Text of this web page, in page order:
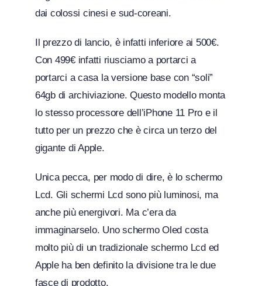
dai colossi cinesi e sud-coreani.
Il prezzo di lancio, è infatti inferiore ai 500€.
Con 499€ infatti riusciamo a portarci a
portarci a casa la versione base con “soli”
64gb di archiviazione. Questo modello monta
lo stesso processore dell’iPhone 11 Pro e il
tutto per un prezzo che è circa un terzo del
gigante di Apple.
Unica pecca, per modo di dire, è lo schermo
Lcd. Gli schermi Lcd sono più luminosi, ma
anche più energivori. Ma c’era da
immaginarselo. Uno schermo Oled costa
molto più di un tradizionale schermo Lcd ed
Apple ha ben definito la divisione tra le due
fasce di prodotto.